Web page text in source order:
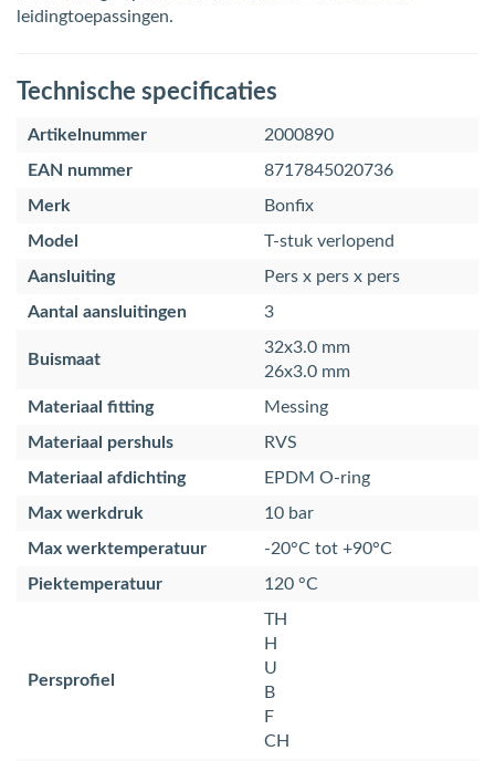
leidingtoepassingen.
Technische specificaties
Artikelnummer
2000890
EAN nummer
8717845020736
Merk
Bonfix
Model
T-stuk verlopend
Aansluiting
Pers x pers x pers
Aantal aansluitingen
3
Buismaat
32x3.0 mm
26x3.0 mm
Materiaal fitting
Messing
Materiaal pershuls
RVS
Materiaal afdichting
EPDM O-ring
Max werkdruk
10 bar
Max werktemperatuur
-20°C tot +90°C
Piektemperatuur
120 °C
Persprofiel
TH
H
U
B
F
CH